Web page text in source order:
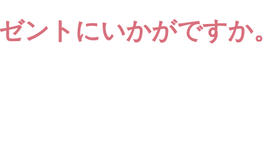
ントにいかがですか。